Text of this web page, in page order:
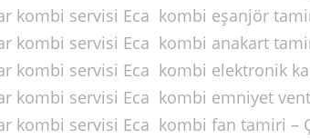
kombi servisi Eca kombi eşanjör
kombi servisi Eca kombi anakart
kombi servisi Eca kombi elektronik
kombi servisi Eca kombi emniyet
kombi servisi Eca kombi fan tamiri –